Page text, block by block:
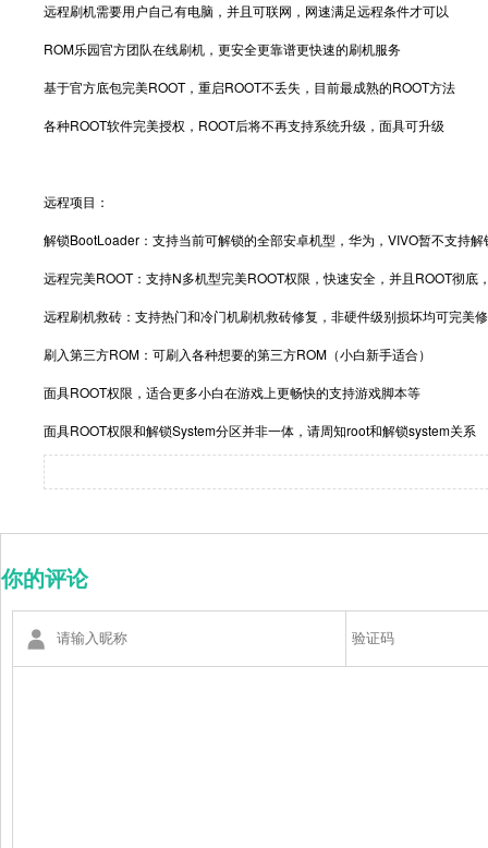
远程刷机需要用户自己有电脑，并且可联网，网速满足远程条件才可以
ROM乐园官方团队在线刷机，更安全更靠谱更快速的刷机服务
基于官方底包完美ROOT，重启ROOT不丢失，目前最成熟的ROOT方法
各种ROOT软件完美授权，ROOT后将不再支持系统升级，面具可升级
远程项目：
解锁BootLoader：支持当前可解锁的全部安卓机型，华为，VIVO暂不支持解
远程完美ROOT：支持N多机型完美ROOT权限，快速安全，并且ROOT彻底
远程刷机救砖：支持热门和冷门机刷机救砖修复，非硬件级别损坏均可完美
刷入第三方ROM：可刷入各种想要的第三方ROM（小白新手适合）
面具ROOT权限，适合更多小白在游戏上更畅快的支持游戏脚本等
面具ROOT权限和解锁System分区并非一体，请周知root和解锁system关系
你的评论